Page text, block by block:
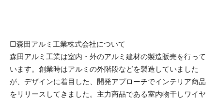
□森田アルミ工業株式会社について
森田アルミ工業は室内・外のアルミ建材の製造販売を行って
います。創業時はアルミの外階段などを製造していました
が、デザインに着目した、開発アプローチでインテリア商品
をリリースしてきました。主力商品である室内物干しワイヤ